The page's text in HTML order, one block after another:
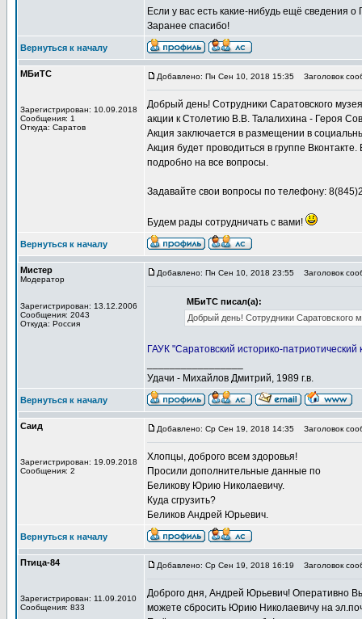
Если у вас есть какие-нибудь ещё сведения
Заранее спасибо!
Вернуться к началу
МБиТС
Зарегистрирован: 10.09.2018
Сообщения: 1
Откуда: Саратов
Добавлено: Пн Сен 10, 2018 15:35 Заголовок
Добрый день! Сотрудники Саратовского
акции к Столетию В.В. Талалихина - Героя
Акция заключается в размещении в
Акция будет проводиться в группе
подробно на все вопросы.
Задавайте свои вопросы по телефону:
Будем рады сотрудничать с вами!
Вернуться к началу
Мистер
Модератор
Зарегистрирован: 13.12.2006
Сообщения: 2043
Откуда: Россия
Добавлено: Пн Сен 10, 2018 23:55 Заголовок
МБиТС писал(а):
Добрый день! Сотрудники Саратовского
ГАУК "Саратовский историко-
Удачи - Михайлов Дмитрий, 1989 г.в.
Вернуться к началу
Саид
Зарегистрирован: 19.09.2018
Сообщения: 2
Добавлено: Ср Сен 19, 2018 14:35 Заголовок
Хлопцы, доброго всем здоровья!
Просили дополнительные данные по
Беликову Юрию Николаевичу.
Куда сгрузить?
Беликов Андрей Юрьевич.
Вернуться к началу
Птица-84
Зарегистрирован: 11.09.2010
Сообщения: 833
Добавлено: Ср Сен 19, 2018 16:19 Заголовок
Доброго дня, Андрей Юрьевич! Оперативно
можете сбросить Юрию Николаевичу на